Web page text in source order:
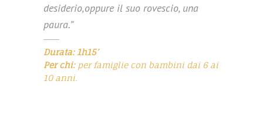
desiderio,oppure il suo rovescio, una
paura.”
Durata: 1h15’
Per chi:per famiglie con bambini dai 6 ai
10 anni.